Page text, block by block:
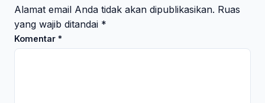
Alamat email Anda tidak akan dipublikasikan. Ruas
yang wajib ditandai *
Komentar *